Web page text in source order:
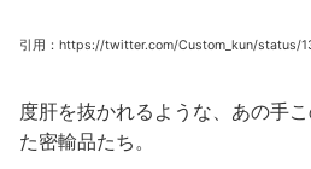
引用：https://twitter.com/Custom_kun/status/
度肝を抜かれるような、あの手
た密輸品たち。